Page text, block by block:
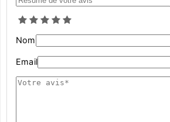
Nom
Email